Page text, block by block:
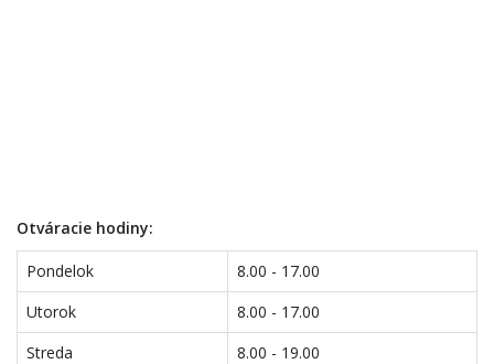
Otváracie hodiny:
Pondelok
8.00 - 17.00
Utorok
8.00 - 17.00
Streda
8.00 - 19.00